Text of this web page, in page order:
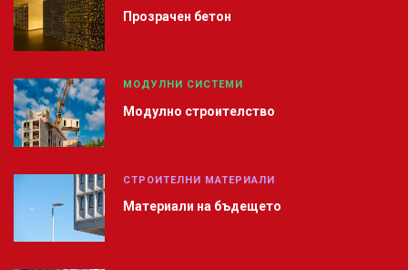
Прозрачен бетон
МОДУЛНИ СИСТЕМИ
Модулно строителство
СТРОИТЕЛНИ МАТЕРИАЛИ
Материали на бъдещето